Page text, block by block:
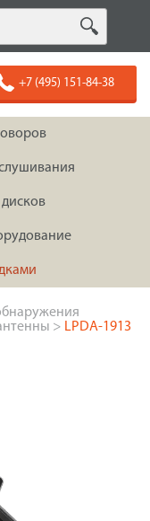
+7 (495) 151-84-38
> LPDA-1913